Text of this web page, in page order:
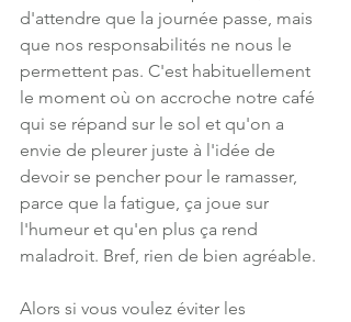
d'attendre que la journée passe, mais
que nos responsabilités ne nous le
permettent pas. C'est habituellement
le moment où on accroche notre café
qui se répand sur le sol et qu'on a
envie de pleurer juste à l'idée de
devoir se pencher pour le ramasser,
parce que la fatigue, ça joue sur
l'humeur et qu'en plus ça rend
maladroit. Bref, rien de bien agréable.
Alors si vous voulez éviter les